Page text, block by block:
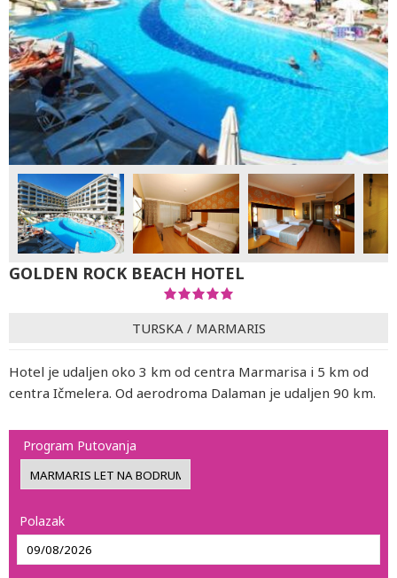
GOLDEN ROCK BEACH HOTEL
TURSKA / MARMARIS
Hotel je udaljen oko 3 km od centra Marmarisa i 5 km od
centra Ičmelera. Od aerodroma Dalaman je udaljen 90 km.
Program Putovanja
Polazak